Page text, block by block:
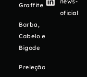
Graffite
Barba,
Cabelo e
Bigode
Preleção
oficial